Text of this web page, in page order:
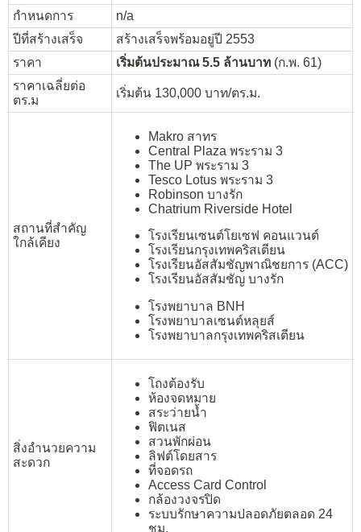
กำหนดการ
n/a
ปีที่สร้างเสร็จ
สร้างเสร็จพร้อมอยู่ปี 2553
ราคา
เริ่มต้นประมาณ 5.5 ล้านบาท (ก.พ. 61)
ราคาเฉลี่ยต่อ
ตร.ม
เริ่มต้น 130,000 บาท/ตร.ม.
สถานที่สำคัญ
ใกล้เคียง
Makro สาทร
Central Plaza พระราม 3
The UP พระราม 3
Tesco Lotus พระราม 3
Robinson บางรัก
Chatrium Riverside Hotel
โรงเรียนเซนต์โยเซฟ คอนแวนต์
โรงเรียนกรุงเทพคริสเตียน
โรงเรียนอัสสัมชัญพาณิชยการ (ACC)
โรงเรียนอัสสัมชัญ บางรัก
โรงพยาบาล BNH
โรงพยาบาลเซนต์หลุยส์
โรงพยาบาลกรุงเทพคริสเตียน
สิ่งอำนวยความ
สะดวก
โถงต้องรับ
ห้องจดหมาย
สระว่ายน้ำ
ฟิตเนส
สวนพักผ่อน
ลิฟต์โดยสาร
ที่จอดรถ
Access Card Control
กล้องวงจรปิด
ระบบรักษาความปลอดภัยตลอด 24
ชม.